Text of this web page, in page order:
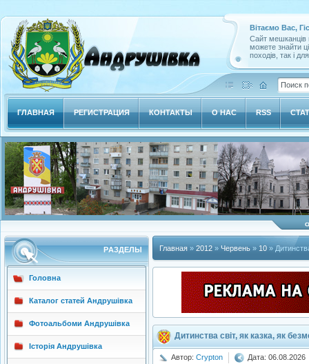
Вітаємо Вас,
Сайт мешканців
можете знайти
походів, так і
ГЛАВНАЯ РЕГИСТРАЦИЯ КОНТАКТЫ О НАС RSS
РAЗДЕЛЫ
Головна
Каталог статей Андрушівка
Фотоальбоми Андрушівка
Історія Андрушівка
Главная » 2012 » Червень » 10 »
Дитинства світ, як казка, як
Автор: Crypton Дата: 06.08.2026